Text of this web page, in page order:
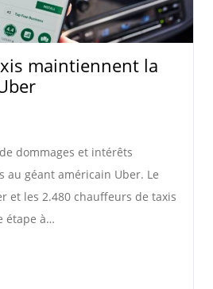
maintiennent la
dommages et intérêts
au géant américain Uber. Le
et les 2.480 chauffeurs de taxis
étape à…